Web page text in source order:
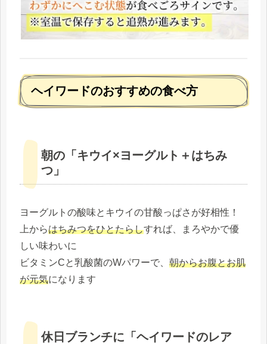
ヘイワードのおすすめの食べ方
朝の「キウイ×ヨーグルト＋はちみ
つ」
ヨーグルトの酸味とキウイの甘酸っぱさが好相性！
上からはちみつをひとたらしすれば、まろやかで優
しい味わいに
ビタミンCと乳酸菌のWパワーで、 朝からお腹とお肌
が元気になります
休日ブランチに「ヘイワードのレア